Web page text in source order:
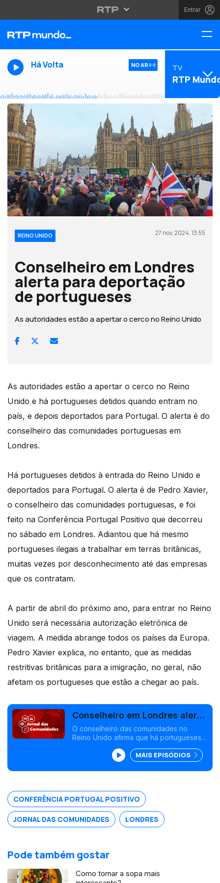
Entrar
Há Volta NO AR TV
RTP
REINO UNIDO 27 nov, 2024, 13:55
Conselheiro em Londres
alerta para deportação
de portugueses
As autoridades estão a apertar o cerco no Reino Unido
As autoridades estão a apertar o cerco no Reino
Unido e há portugueses detidos quando entram no
país, e depois deportados para Portugal. O alerta é do
conselheiro das comunidades portuguesas em
Londres.
Há portugueses detidos à entrada do Reino Unido e
deportados para Portugal. O alerta é de Pedro Xavier,
o conselheiro das comunidades portuguesas, e foi
feito na Conferência Portugal Positivo que decorreu
no sábado em Londres. Adiantou que há mesmo
portugueses ilegais a trabalhar em terras britânicas,
muitas vezes por desconhecimento até das empresas
que os contratam.
A partir de abril do próximo ano, para entrar no Reino
Unido será necessária autorização eletrónica de
viagem. A medida abrange todos os países da Europa.
Pedro Xavier explica, no entanto, que as medidas
restritivas britânicas para a imigração, no geral, não
afetam os portugueses que estão a chegar ao país.
Conselheiro em Londres alerta
para deportação de
portugueses
O conselheiro das comunidades no
Reino Unido afirma que há portugueses
para Portugal. Estudante na Letónia relata
avisos à população por causa da guerra.
Edição Susana Barros
MAIS EPISÓDIOS
CONFERÊNCIA PORTUGAL POSITIVO
JORNAL DAS COMUNIDADES LONDRES
Pode também gostar
Como tornar a sopa mais